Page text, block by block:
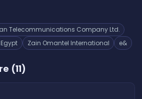
Telecommunications Company Ltd.
Zain Omantel International e&
(11)